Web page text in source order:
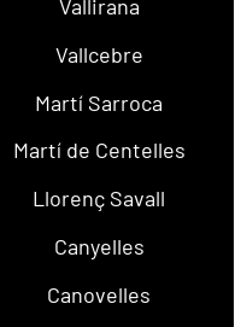
Vallirana
Vallcebre
Martí Sarroca
Martí de Centelles
Llorenç Savall
Canyelles
Canovelles